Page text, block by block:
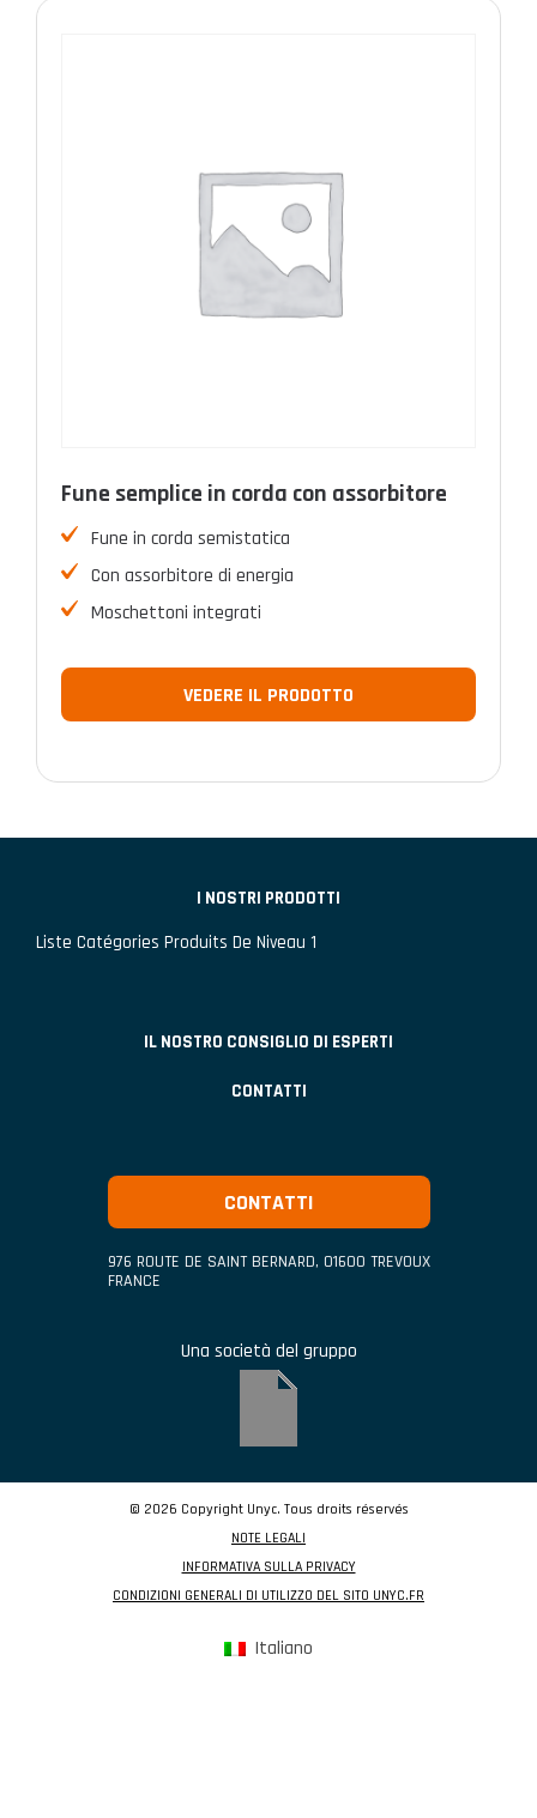
Fune semplice in corda con assorbitore
Fune in corda semistatica
Con assorbitore di energia
Moschettoni integrati
VEDERE IL PRODOTTO
I NOSTRI PRODOTTI
Liste Catégories Produits De Niveau 1
IL NOSTRO CONSIGLIO DI ESPERTI
CONTATTI
CONTATTI
976 ROUTE DE SAINT BERNARD, 01600 TREVOUX
FRANCE
Una società del gruppo
© 2026 Copyright Unyc. Tous droits réservés
NOTE LEGALI
INFORMATIVA SULLA PRIVACY
CONDIZIONI GENERALI DI UTILIZZO DEL SITO UNYC.FR
Italiano